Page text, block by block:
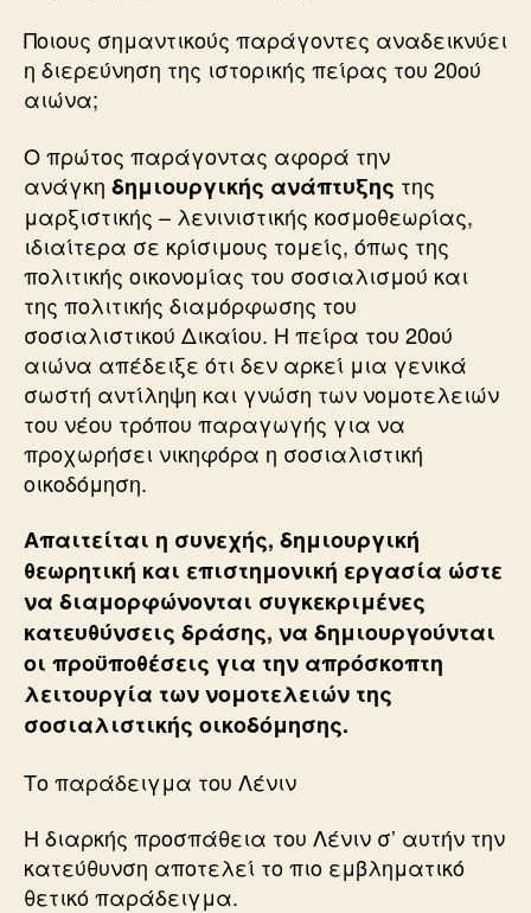
Ποιους σημαντικούς παράγοντες αναδεικνύει
η διερεύνηση της ιστορικής πείρας του 20ού
αιώνα;
Ο πρώτος παράγοντας αφορά την
ανάγκη δημιουργικής ανάπτυξης της
μαρξιστικής – λενινιστικής κοσμοθεωρίας,
ιδιαίτερα σε κρίσιμους τομείς, όπως της
πολιτικής οικονομίας του σοσιαλισμού και
της πολιτικής διαμόρφωσης του
σοσιαλιστικού Δικαίου. Η πείρα του 20ού
αιώνα απέδειξε ότι δεν αρκεί μια γενικά
σωστή αντίληψη και γνώση των νομοτελειών
του νέου τρόπου παραγωγής για να
προχωρήσει νικηφόρα η σοσιαλιστική
οικοδόμηση.
Απαιτείται η συνεχής, δημιουργική
θεωρητική και επιστημονική εργασία ώστε
να διαμορφώνονται συγκεκριμένες
κατευθύνσεις δράσης, να δημιουργούνται
οι προϋποθέσεις για την απρόσκοπτη
λειτουργία των νομοτελειών της
σοσιαλιστικής οικοδόμησης.
Το παράδειγμα του Λένιν
Η διαρκής προσπάθεια του Λένιν σ’ αυτήν την
κατεύθυνση αποτελεί το πιο εμβληματικό
θετικό παράδειγμα.